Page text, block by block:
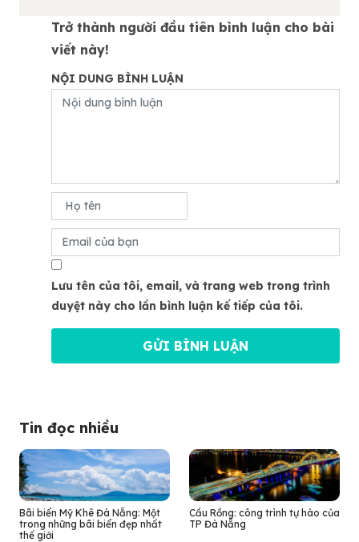
Trở thành người đầu tiên bình luận cho bài
viết này!
NỘI DUNG BÌNH LUẬN
Lưu tên của tôi, email, và trang web trong trình
duyệt này cho lần bình luận kế tiếp của tôi.
Tin đọc nhiều
Bãi biển Mỹ Khê Đà Nẵng: Một
trong những bãi biển đẹp nhất
thế giới
Cầu Rồng: công trình tự hào của
TP Đà Nẵng